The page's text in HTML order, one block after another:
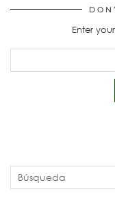
Enter